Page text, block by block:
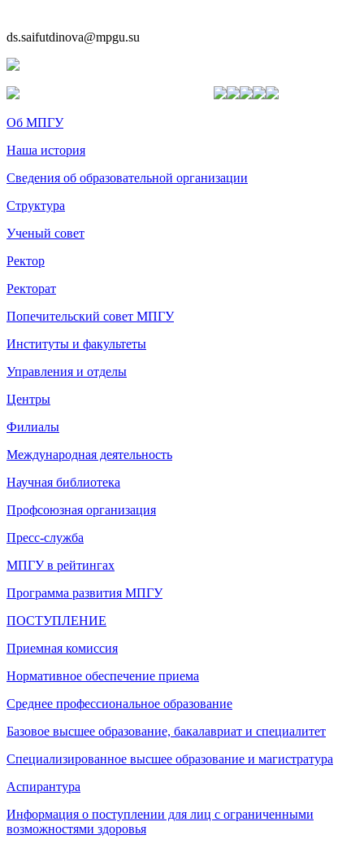
ds.saifutdinova@mpgu.su
Об МПГУ
Наша история
Сведения об образовательной организации
Структура
Ученый совет
Ректор
Ректорат
Попечительский совет МПГУ
Институты и факультеты
Управления и отделы
Центры
Филиалы
Международная деятельность
Научная библиотека
Профсоюзная организация
Пресс-служба
МПГУ в рейтингах
Программа развития МПГУ
ПОСТУПЛЕНИЕ
Приемная комиссия
Нормативное обеспечение приема
Среднее профессиональное образование
Базовое высшее образование, бакалавриат и специалитет
Специализированное высшее образование и магистратура
Аспирантура
Информация о поступлении для лиц с ограниченными
возможностями здоровья